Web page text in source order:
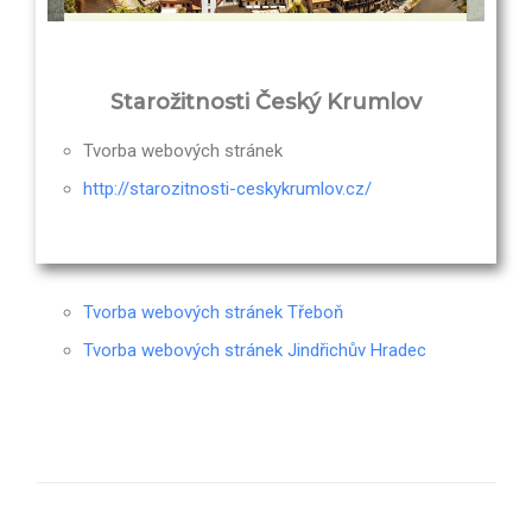
Starožitnosti Český Krumlov
Tvorba webových stránek
http://starozitnosti-ceskykrumlov.cz/
Tvorba webových stránek Třeboň
Tvorba webových stránek Jindřichův Hradec